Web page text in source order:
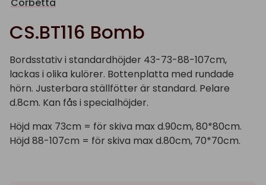
CS.BT116 Bomb
Bordsstativ i standardhöjder 43-73-88-107cm,
lackas i olika kulörer. Bottenplatta med rundade
hörn. Justerbara ställfötter är standard. Pelare
d.8cm. Kan fås i specialhöjder.
Höjd max 73cm = för skiva max d.90cm, 80*80cm.
Höjd 88-107cm = för skiva max d.80cm, 70*70cm.